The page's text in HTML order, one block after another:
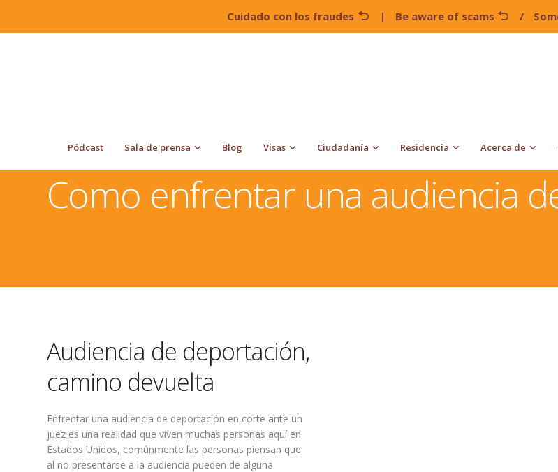
Cuidado con los fraudes | Be aware of scams /
Pódcast Sala de prensa Blog Visas Ciudadanía Residencia Acerca de
Quiroga Law Office, PLLC Deportación En Estados Unidos Como enfrentar una audiencia de
Como enfrentar una audiencia
Audiencia de deportación,
camino devuelta
Enfrentar una audiencia de deportación en corte ante un
juez es una realidad que viven muchas personas aquí en
Estados Unidos, comúnmente las personas piensan que
al no presentarse a la audiencia pueden de alguna